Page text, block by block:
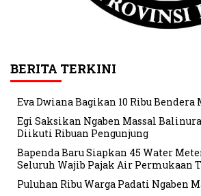
BERITA TERKINI
Eva Dwiana Bagikan 10 Ribu
Egi Saksikan Ngaben Massal
Diikuti Ribuan Pengunjung
Bapenda Baru Siapkan 45 Water
Seluruh Wajib Pajak Air Permukaan
Puluhan Ribu Warga Padati Ngaben